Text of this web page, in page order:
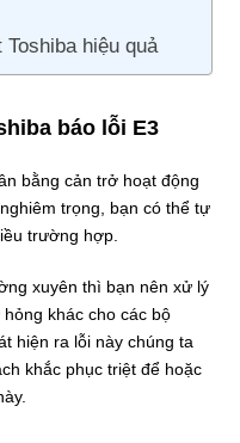
hiệu quả
báo lỗi E3
bằng cản trở hoạt động
trọng, bạn có thể tự
trường hợp.
xuyên thì bạn nên xử lý
khác cho các bộ
hiện ra lỗi này chúng ta
khắc phục triệt để hoặc